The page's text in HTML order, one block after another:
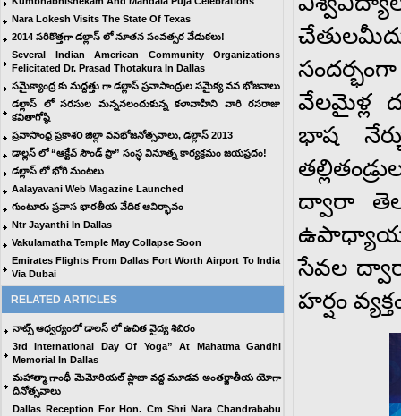
Nara Lokesh Visits The State Of Texas
2014 సరికొత్తగా డల్లాస్ లో నూతన సంవత్సర వేడుకలు!
Several Indian American Community Organizations
Felicitated Dr. Prasad Thotakura In Dallas
సమైక్యాంద్ర కు మద్దత్తు గా డల్లాస్ ప్రవాసాంద్రుల సమైక్య వన భోజనాలు
డల్లాస్ లో సరసుల మన్ననలందుకున్న కళావాహిని వారి రసరాజు
కవితాగోష్ఠి
ప్రవాసాంధ్ర ప్రకాశ౦ జిల్లా వనభోజనోత్సవాలు, డల్లాస్ 2013
డాల్లస్ లో “ఆక్టేవ్ సౌండ్ ప్రొ” సంస్థ వినూత్న కార్యక్రమం జయప్రదం!
డల్లాస్ లో భోగి మంటలు
Aalayavani Web Magazine Launched
గుంటూరు ప్రవాస భారతీయ వేదిక ఆవిర్భావం
Ntr Jayanthi In Dallas
Vakulamatha Temple May Collapse Soon
Emirates Flights From Dallas Fort Worth Airport To India
Via Dubai
RELATED ARTICLES
నాట్స్ ఆధ్వర్యంలో డాలస్ లో ఉచిత వైద్య శిబిరం
3rd International Day Of Yoga” At Mahatma Gandhi
Memorial In Dallas
మహాత్మా గాంధీ మెమోరియల్ ప్లాజా వద్ద మూడవ అంతర్జాతీయ యోగా
దినోత్సవాలు
Dallas Reception For Hon. Cm Shri Nara Chandrababu
వేలమైళ్ల
భాష
ద్వారా
సేవల
హర్షం